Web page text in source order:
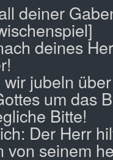
deiner
deines
jubeln
um das
Bitte!
Der Herr
von seinem